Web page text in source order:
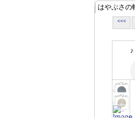
はやぶさの
<<<